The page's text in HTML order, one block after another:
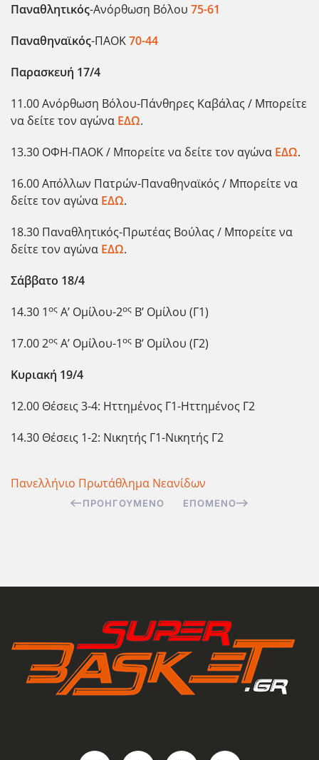
Παναθλητικός-Ανόρθωση Βόλου 75-61
Παναθηναϊκός-ΠΑΟΚ70-44
Παρασκευή 17/4
11.00 Ανόρθωση Βόλου-Πάνθηρες Καβάλας / Μπορείτε
να δείτε τον αγώνα ΕΔΩ.
13.30 ΟΦΗ-ΠΑΟΚ / Μπορείτε να δείτε τον αγώνα ΕΔΩ.
16.00 Απόλλων Πατρών-Παναθηναϊκός / Μπορείτε να
δείτε τον αγώνα ΕΔΩ.
18.30 Παναθλητικός-Πρωτέας Βούλας / Μπορείτε να
δείτε τον αγώνα ΕΔΩ.
Σάββατο 18/4
14.30 1ος Α’ Ομίλου-2ος Β’ Ομίλου (Γ1)
17.00 2ος Α’ Ομίλου-1ος Β’ Ομίλου (Γ2)
Κυριακή 19/4
12.00 Θέσεις 3-4: Ηττημένος Γ1-Ηττημένος Γ2
14.30 Θέσεις 1-2: Νικητής Γ1-Νικητής Γ2
Πανελλήνιο Πρωτάθλημα Νεανίδων
ΠΡΟΗΓΟΎΜΕΝΟ ΕΠΌΜΕΝΟ